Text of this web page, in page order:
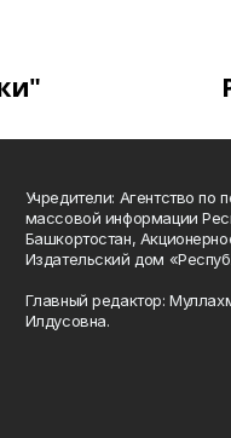
Учредители: Агентство по
массовой информации
Башкортостан,
Издательский дом
Главный редактор:
Илдусовна.